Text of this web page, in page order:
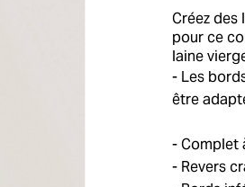
Créez
pour ce
laine
Les
être
Complet
Revers